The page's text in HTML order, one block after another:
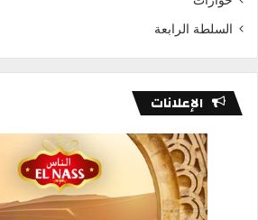
السلطة الرابعة
الإعلانات